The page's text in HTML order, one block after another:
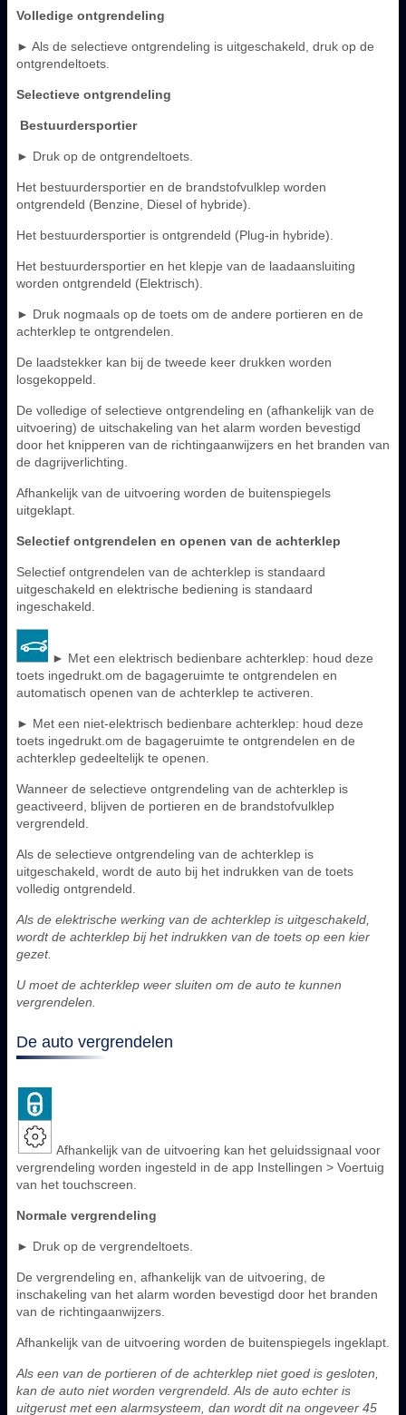
Volledige ontgrendeling
► Als de selectieve ontgrendeling is uitgeschakeld, druk op de
ontgrendeltoets.
Selectieve ontgrendeling
Bestuurdersportier
► Druk op de ontgrendeltoets.
Het bestuurdersportier en de brandstofvulklep worden
ontgrendeld (Benzine, Diesel of hybride).
Het bestuurdersportier is ontgrendeld (Plug-in hybride).
Het bestuurdersportier en het klepje van de laadaansluiting
worden ontgrendeld (Elektrisch).
► Druk nogmaals op de toets om de andere portieren en de
achterklep te ontgrendelen.
De laadstekker kan bij de tweede keer drukken worden
losgekoppeld.
De volledige of selectieve ontgrendeling en (afhankelijk van de
uitvoering) de uitschakeling van het alarm worden bevestigd
door het knipperen van de richtingaanwijzers en het branden van
de dagrijverlichting.
Afhankelijk van de uitvoering worden de buitenspiegels
uitgeklapt.
Selectief ontgrendelen en openen van de achterklep
Selectief ontgrendelen van de achterklep is standaard
uitgeschakeld en elektrische bediening is standaard
ingeschakeld.
► Met een elektrisch bedienbare achterklep: houd deze
toets ingedrukt.om de bagageruimte te ontgrendelen en
automatisch openen van de achterklep te activeren.
► Met een niet-elektrisch bedienbare achterklep: houd deze
toets ingedrukt.om de bagageruimte te ontgrendelen en de
achterklep gedeeltelijk te openen.
Wanneer de selectieve ontgrendeling van de achterklep is
geactiveerd, blijven de portieren en de brandstofvulklep
vergrendeld.
Als de selectieve ontgrendeling van de achterklep is
uitgeschakeld, wordt de auto bij het indrukken van de toets
volledig ontgrendeld.
Als de elektrische werking van de achterklep is uitgeschakeld,
wordt de achterklep bij het indrukken van de toets op een kier
gezet.
U moet de achterklep weer sluiten om de auto te kunnen
vergrendelen.
De auto vergrendelen
Afhankelijk van de uitvoering kan het geluidssignaal voor
vergrendeling worden ingesteld in de app Instellingen > Voertuig
van het touchscreen.
Normale vergrendeling
► Druk op de vergrendeltoets.
De vergrendeling en, afhankelijk van de uitvoering, de
inschakeling van het alarm worden bevestigd door het branden
van de richtingaanwijzers.
Afhankelijk van de uitvoering worden de buitenspiegels ingeklapt.
Als een van de portieren of de achterklep niet goed is gesloten,
kan de auto niet worden vergrendeld. Als de auto echter is
uitgerust met een alarmsysteem, dan wordt dit na ongeveer 45